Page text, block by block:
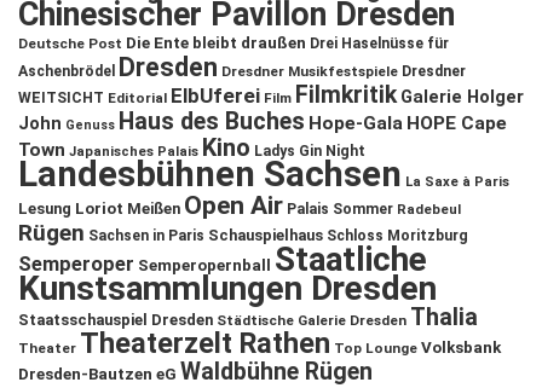
Chinesischer Pavillon Dresden
Deutsche Post Die Ente bleibt draußen Drei Haselnüsse für
Aschenbrödel
Dresden Dresdner Musikfestspiele Dresdner
WEITSICHT Editorial ElbUferei Film Filmkritik Galerie Holger
John Genuss Haus des Buches Hope-Gala HOPE Cape
Town Japanisches Palais Kino Ladys Gin Night
Landesbühnen Sachsen La Saxe à Paris
Lesung Loriot Meißen Open Air Palais Sommer Radebeul
Rügen Sachsen in Paris Schauspielhaus Schloss Moritzburg
Semperoper Semperopernball Staatliche
Kunstsammlungen Dresden
Staatsschauspiel Dresden Städtische Galerie Dresden Thalia
Theater Theaterzelt Rathen Top Lounge Volksbank
Dresden-Bautzen eG Waldbühne Rügen